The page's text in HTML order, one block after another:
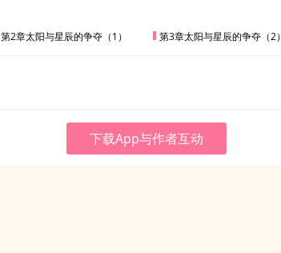
第2章太阳与星辰的争夺（1） 第3章太阳与星辰的争夺（2）
下载App与作者互动